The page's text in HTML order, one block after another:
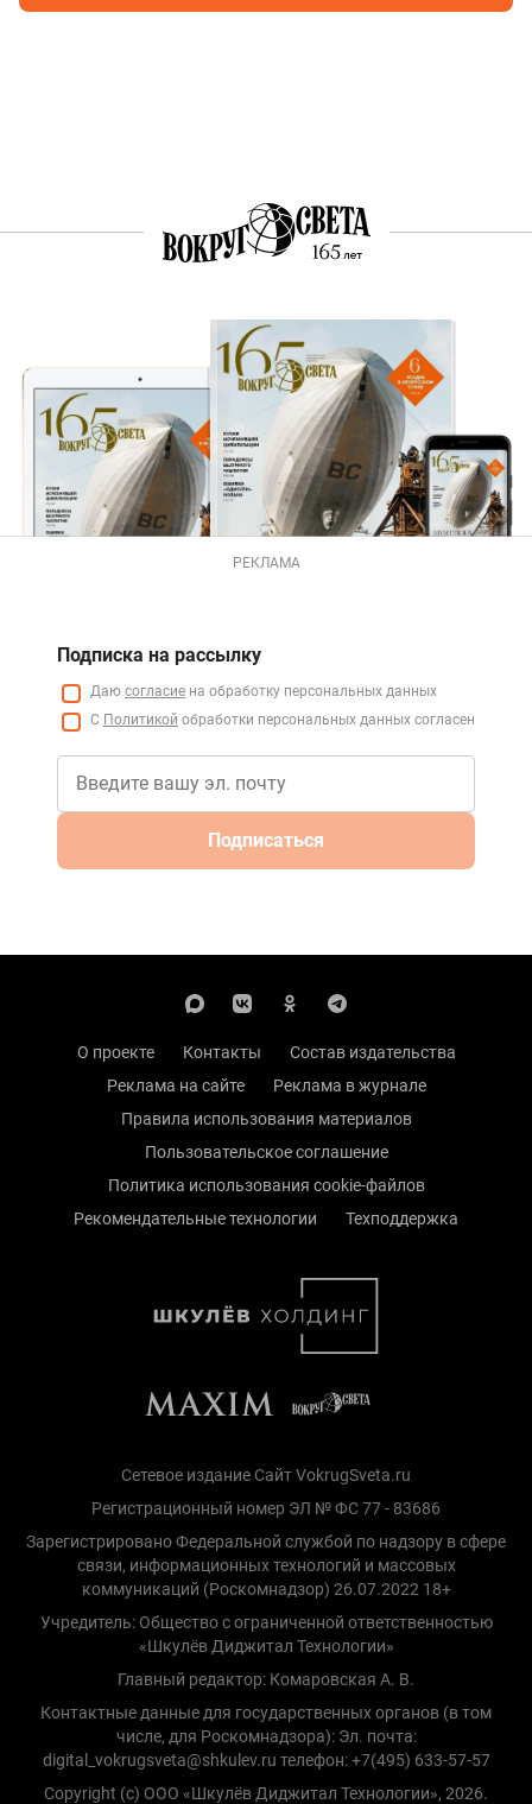
РЕКЛАМА
Подписка на рассылку
Даю согласие на обработку персональных данных
С Политикой обработки персональных данных согласен
Подписаться
О проекте Контакты
Состав издательства
Реклама на сайте
Реклама в журнале
Правила использования материалов
Пользовательское соглашение
Политика использования cookie-файлов
Рекомендательные технологии
Техподдержка
Сетевое издание Сайт VokrugSveta.ru
Регистрационный номер ЭЛ № ФС 77 - 83686
Зарегистрировано Федеральной службой по надзору в сфере
связи, информационных технологий и массовых
коммуникаций (Роскомнадзор) 26.07.2022 18+
Учредитель: Общество с ограниченной ответственностью
«Шкулёв Диджитал Технологии»
Главный редактор: Комаровская А. В.
Контактные данные для государственных органов (в том
числе, для Роскомнадзора): Эл. почта:
digital_vokrugsveta@shkulev.ru телефон: +7(495) 633-57-57
Copyright (с) ООО «Шкулёв Диджитал Технологии», 2026.